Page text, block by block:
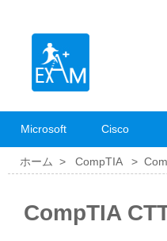
Microsoft Cisco
ホーム > CompTIA>
CompTIA